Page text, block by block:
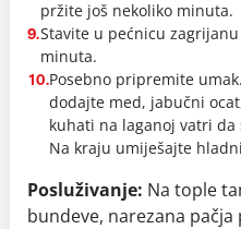
pržite još nekoliko minuta.
9.Stavite u pećnicu
minuta.
10.Posebno pripremite
dodajte med, jabučni
kuhati na laganoj vatri
Na kraju umiješajte
Posluživanje: Na tople
bundeve, narezana